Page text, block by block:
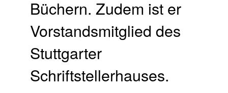
Büchern. Zudem ist er
Vorstandsmitglied des
Stuttgarter
Schriftstellerhauses.